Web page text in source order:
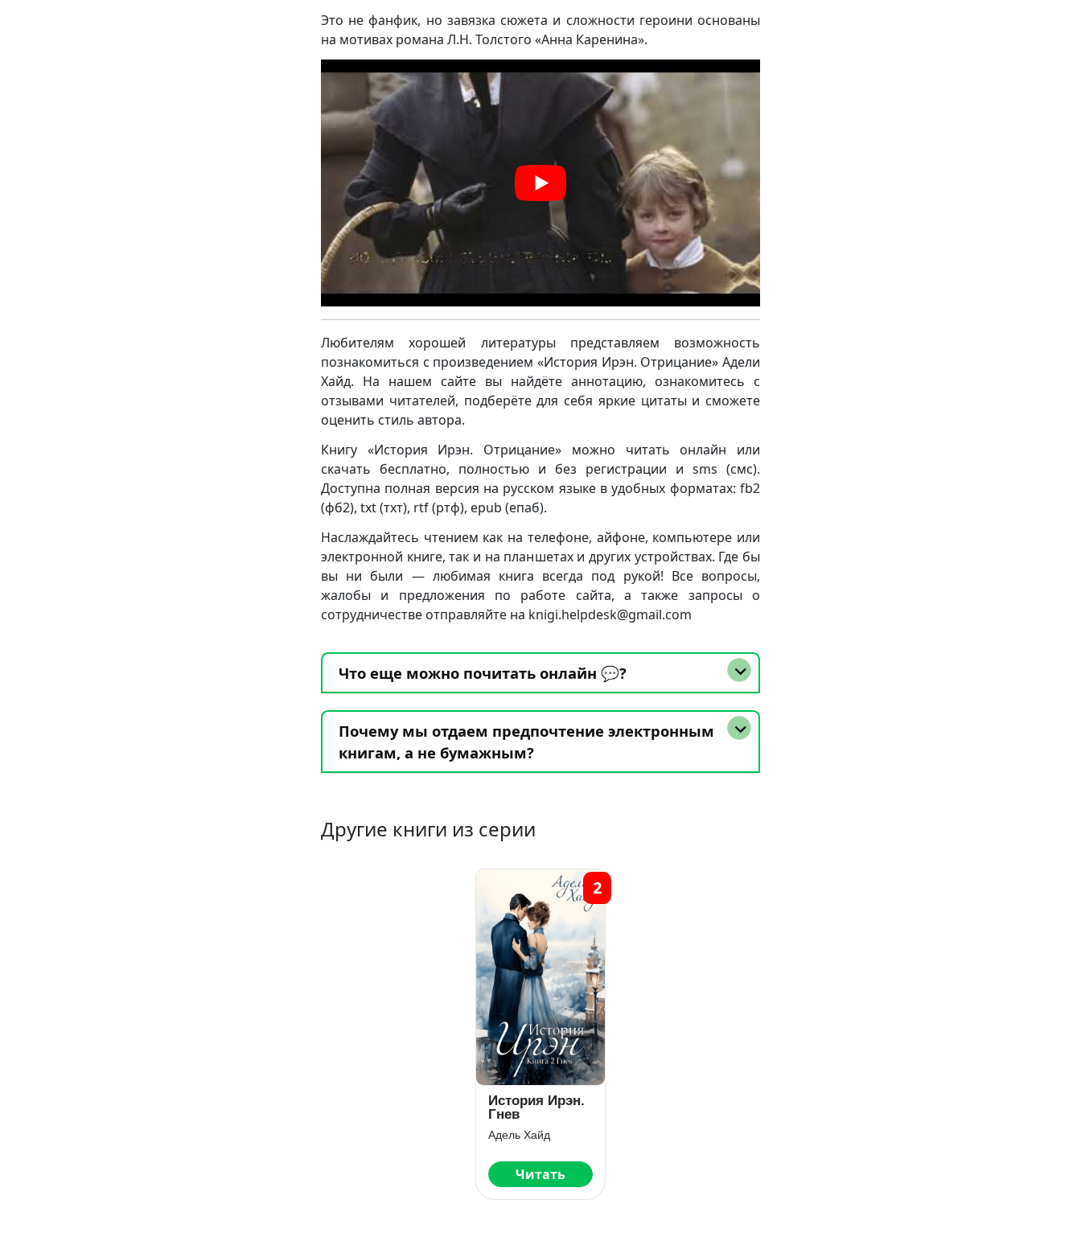
Это не фанфик, но завязка сюжета и сложности героини основаны
на мотивах романа Л.Н. Толстого «Анна Каренина».
Любителям хорошей литературы представляем возможность
познакомиться с произведением «История Ирэн. Отрицание» Адели
Хайд. На нашем сайте вы найдёте аннотацию, ознакомитесь с
отзывами читателей, подберёте для себя яркие цитаты и сможете
оценить стиль автора.
Книгу «История Ирэн. Отрицание» можно читать онлайн или
скачать бесплатно, полностью и без регистрации и sms (смс).
Доступна полная версия на русском языке в удобных форматах: fb2
(фб2), txt (тхт), rtf (ртф), epub (епаб).
Наслаждайтесь чтением как на телефоне, айфоне, компьютере или
электронной книге, так и на планшетах и других устройствах. Где бы
вы ни были — любимая книга всегда под рукой! Все вопросы,
жалобы и предложения по работе сайта, а также запросы о
сотрудничестве отправляйте на knigi.helpdesk@gmail.com
Что еще можно почитать онлайн 💬?
Почему мы отдаем предпочтение электронным
книгам, а не бумажным?
Другие книги из серии
История Ирэн.
Гнев
Адель Хайд
Читать
2